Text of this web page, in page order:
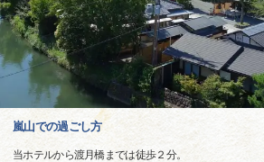
嵐山での過ごし方
当ホテルから渡月橋までは徒歩２分。